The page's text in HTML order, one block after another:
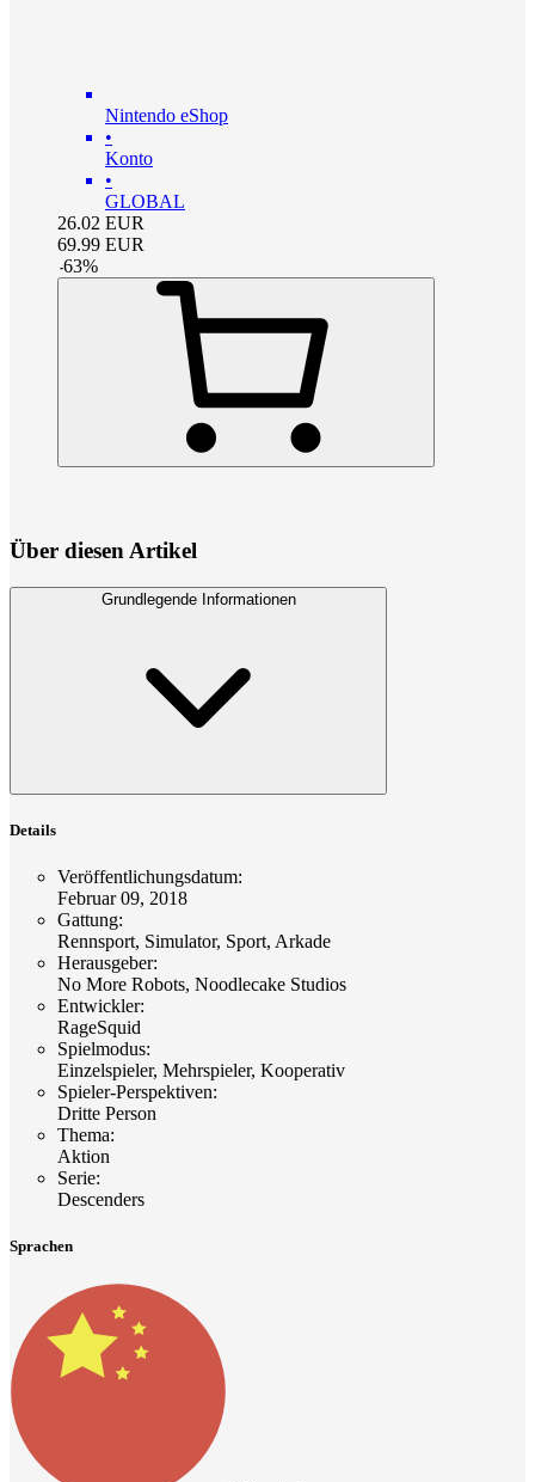
Nintendo eShop
•
Konto
•
GLOBAL
26.02 EUR
69.99 EUR
-63%
Über diesen Artikel
Grundlegende Informationen
Details
Veröffentlichungsdatum:
Februar 09, 2018
Gattung:
Rennsport, Simulator, Sport, Arkade
Herausgeber:
No More Robots, Noodlecake Studios
Entwickler:
RageSquid
Spielmodus:
Einzelspieler, Mehrspieler, Kooperativ
Spieler-Perspektiven:
Dritte Person
Thema:
Aktion
Serie:
Descenders
Sprachen